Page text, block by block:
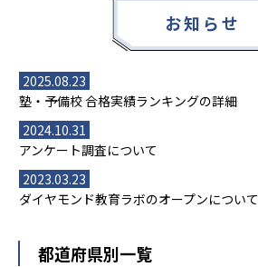
お知らせ
2025.08.23
塾・予備校 合格実績ランキングの詳細
2024.10.31
アンケート調査について
2023.03.23
ダイヤモンド教育ラボのオープンについて
都道府県別一覧